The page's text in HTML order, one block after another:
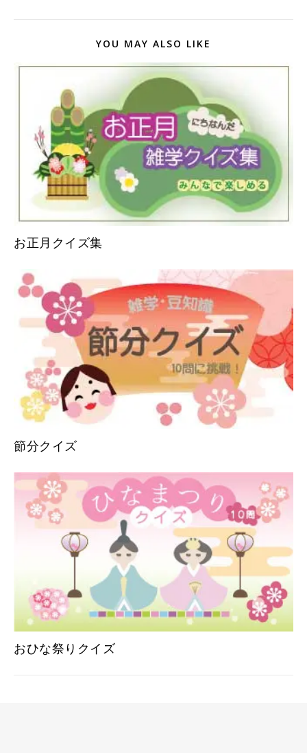
YOU MAY ALSO LIKE
お正月クイズ集
節分クイズ
おひな祭りクイズ